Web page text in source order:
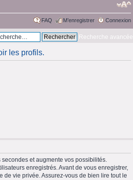
FAQ M’enregistrer Connexion
Recherche avancée
les profils.
et augmente vos possibilités.
enregistrés. Avant de vous enregistrer,
de vie privée. Assurez-vous de bien lire tout le